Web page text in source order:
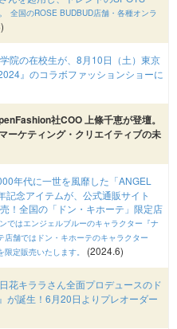
全国のROSE BUDBUD店舗・各種オンラ
院の在校生が、8月10日（土）東京
』のコラボファッションショーに
社COO 上條千恵が登壇。
ーケティング・クリエイティブの未
年代に⼀世を⾵靡した「ANGEL
念アイテムが、公式通販サイト
！全国の「ドン・キホーテ」限定店
ではエンジェルブルーのキャラクター『ナ
舗ではドン・キホーテのキャラクター
定販売いたします。
(2024.6)
花キララさん全面プロデュースのド
が誕生！6月20日よりプレオーダー